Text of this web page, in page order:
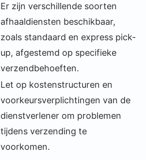
Er zijn verschillende soorten
afhaaldiensten beschikbaar,
zoals standaard en express pick-
up, afgestemd op specifieke
verzendbehoeften.
Let op kostenstructuren en
voorkeursverplichtingen van de
dienstverlener om problemen
tijdens verzending te
voorkomen.